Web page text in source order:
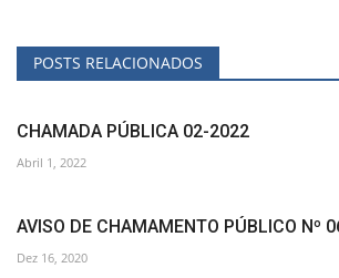
POSTS RELACIONADOS
CHAMADA PÚBLICA 02-2022
Abril 1, 2022
AVISO DE CHAMAMENTO PÚBLICO Nº
Dez 16, 2020